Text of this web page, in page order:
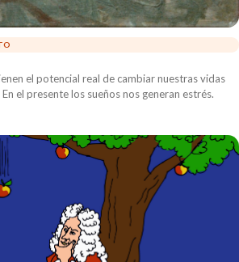
el potencial real de cambiar nuestras vidas
el presente los sueños nos generan estrés.